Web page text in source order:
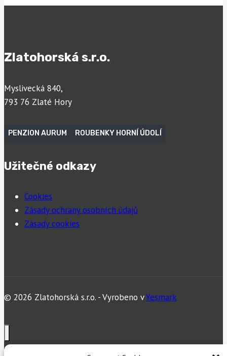
Zlatohorská s.r.o.
Myslivecká 840,
793 76 Zlaté Hory
PENZION AURUM ROUBENKY HORNÍ ÚDOLÍ
Užitečné odkazy
Cookies
Zásady ochrany osobních údajů
Zásady cookies
© 2026 Zlatohorská s.r.o. - Vyrobeno vYesmark